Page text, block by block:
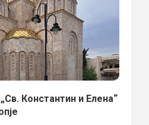
Константин и Елена“